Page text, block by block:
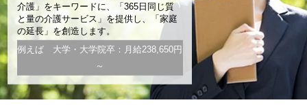
介護」をキーワードに、「365日同じ質
と量の介護サービス」を提供し、「家庭
の延長」を創造します。
例えば 大学・大学院卒：月給238,650円
～